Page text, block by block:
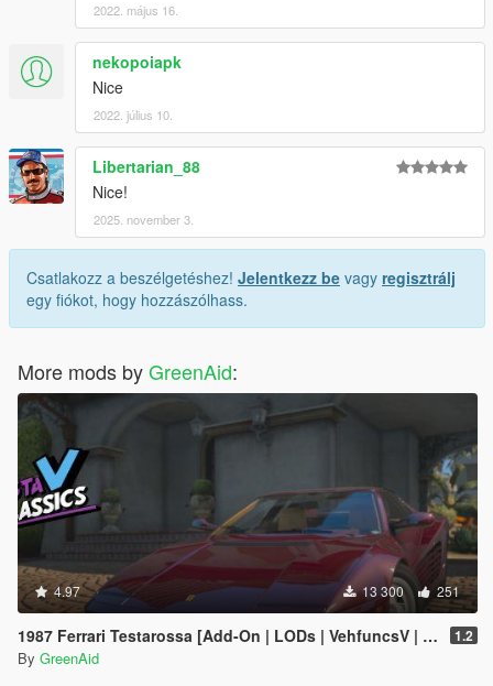
2022. május 16.
nekopoiapk
Nice
2022. július 10.
Libertarian_88
Nice!
2025. november 3.
Csatlakozz a beszélgetéshez! Jelentkezz be vagy regisztrálj
egy fiókot, hogy hozzászólhass.
More mods byGreenAid:
4.97 13 300 251
1987 Ferrari Testarossa [Add-On | LODs | VehfuncsV | Sound] 1.2
By GreenAid